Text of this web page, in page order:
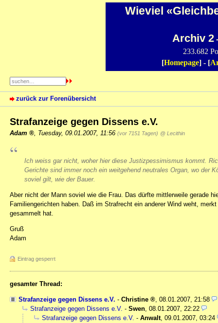
Wieviel
Archiv 2
233.682
[Homepage] - [
zurück zur Forenübersicht
Strafanzeige gegen Dissens e.V.
Adam Tuesday, 09.01.2007, 11:56 (vor 7151 Tagen) @ Lecithin
Ich weiss gar nicht, woher hier diese Justizpessimismus kommt.
Gerichte sind immer noch ein weitgehend neutrales Organ, wo der
soviel gilt, wie der Bauer.
Aber nicht der Mann soviel wie die Frau. Das dürfte mittlerweile gerade
Familiengerichten haben. Daß im Strafrecht ein anderer Wind weht,
gesammelt hat.
Gruß
Adam
Eintrag gesperrt
gesamter Thread:
Strafanzeige gegen Dissens e.V. - Christine , 08.01.2007, 21:58
Strafanzeige gegen Dissens e.V. - Swen, 08.01.2007, 22:22
Strafanzeige gegen Dissens e.V. - Anwalt, 09.01.2007, 03:24